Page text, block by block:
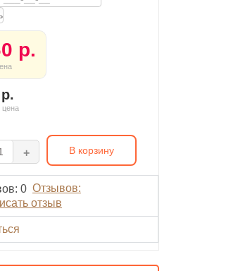
р.
цена
+ В корзину
Отзывов:
отзыв